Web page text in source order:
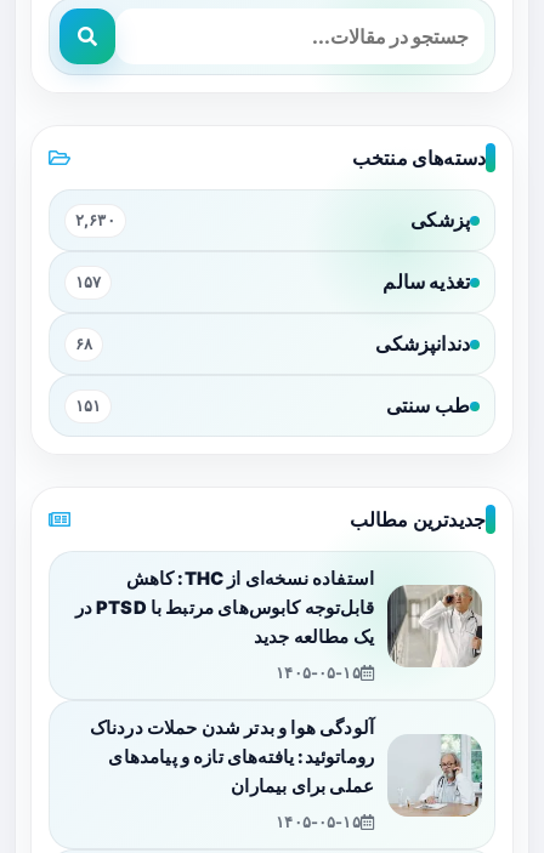
دسته‌های منتخب
پزشکی ۲,۶۳۰
تغذیه سالم ۱۵۷
دندانپزشکی ۶۸
طب سنتی ۱۵۱
جدیدترین مطالب
استفاده نسخه‌ای از THC: کاهش
قابل‌توجه کابوس‌های مرتبط با PTSD در
یک مطالعه جدید
۱۴۰۵-۰۵-۱۵
آلودگی هوا و بدتر شدن حملات دردناک
روماتوئید: یافته‌های تازه و پیامدهای
عملی برای بیماران
۱۴۰۵-۰۵-۱۵